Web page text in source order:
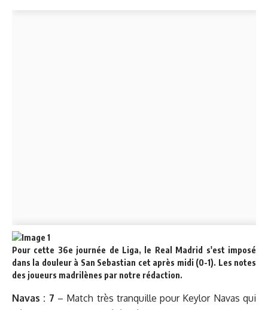
Pour cette 36e journée de Liga, le Real Madrid s'est imposé
dans la douleur à San Sebastian cet après midi (0-1). Les notes
des joueurs madrilènes par notre rédaction.
Navas : 7 – Match très tranquille pour Keylor Navas qui